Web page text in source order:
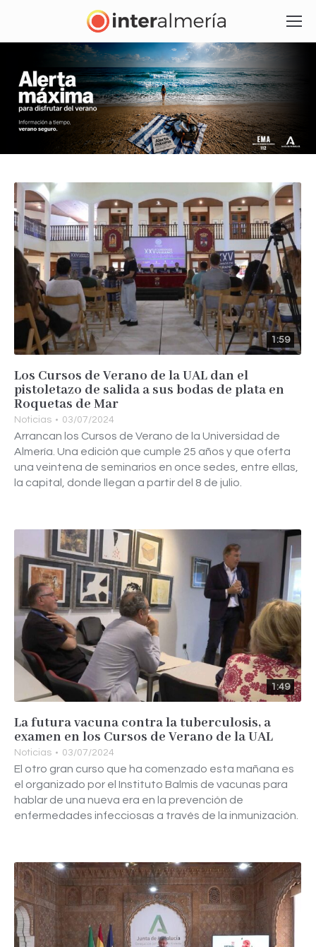
1:59
Los Cursos de Verano de la UAL dan el
pistoletazo de salida a sus bodas de plata en
Roquetas de Mar
Noticias 03/07/2024
Arrancan los Cursos de Verano de la Universidad de
Almería. Una edición que cumple 25 años y que oferta
una veintena de seminarios en once sedes, entre ellas,
la capital, donde llegan a partir del 8 de julio.
1:49
La futura vacuna contra la tuberculosis, a
examen en los Cursos de Verano de la UAL
Noticias 03/07/2024
El otro gran curso que ha comenzado esta mañana es
el organizado por el Instituto Balmis de vacunas para
hablar de una nueva era en la prevención de
enfermedades infecciosas a través de la inmunización.